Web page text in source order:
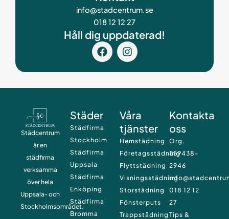
info@stadcentrum.se
018 12 12 27
Håll dig uppdaterad!
F
a
b
k
I
n
a
r
a
m
Städcentrum
är en
städfirma
verksamma
över hela
Uppsala- och
Stockholmsområdet.
Städer
Städfirma
Stockholm
Städfirma
Uppsala
Städfirma
Enköping
Städfirma
Bromma
Våra
tjänster
Hemstädning
Företagsstädning
Flyttstädning
Visningsstädning
Storstädning
Fönsterputs
Trappstädning
Kontakta
oss
Org.
559438-
2946
018 12 12
27
Tips &